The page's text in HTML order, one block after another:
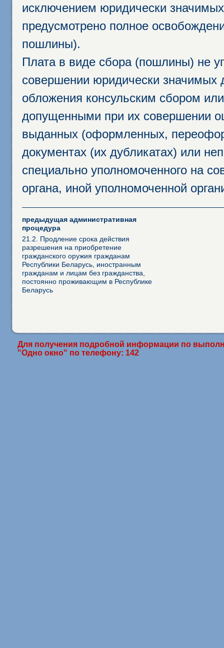
исключением юридически
предусмотрено полное
пошлины).
Плата в виде сбора (пошлины) не
совершении юридически
обложения консульским сбором
допущенными при их совершении
выданных (оформленных,
документах (их дубликатах) или
специально уполномоченного на
органа, иной уполномоченной
предыдущая административная
процедура
21.2. Продление срока действия
разрешения на приобретение
гражданского оружия гражданам
Республики Беларусь, иностранным
гражданам и лицам без гражданства,
постоянно проживающим в Республике
Беларусь
Для получения подробной информации по
"Одно окно" по телефону: 142